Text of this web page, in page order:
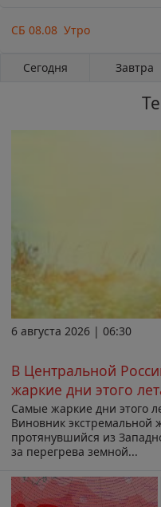
СБ 08.08 Утро
Сегодня Завтра
6 августа 2026 | 06:30
В Центральной
жаркие дни этого
Самые жаркие дни этого
Виновник экстремальной
протянувшийся из
за перегрева земной...